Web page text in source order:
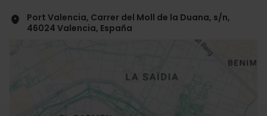
Port Valencia, Carrer del Moll de la Duana, s/n,
46024 Valencia, España